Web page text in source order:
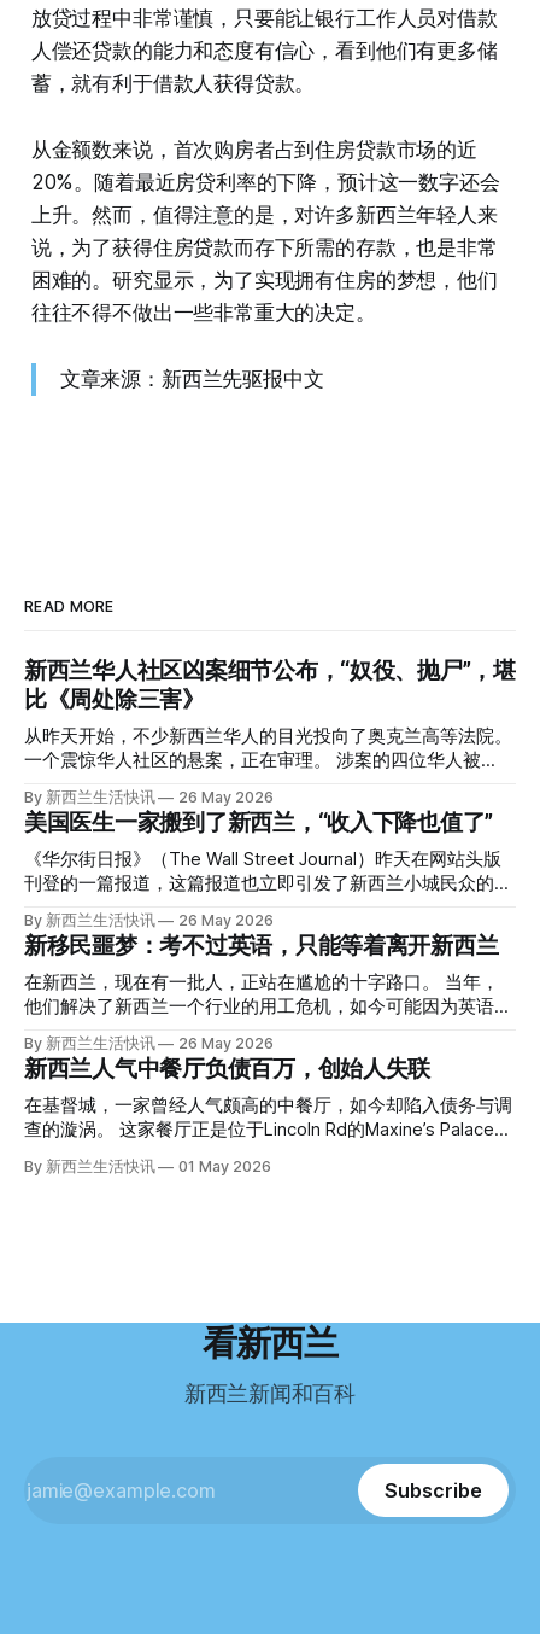
放贷过程中非常谨慎，只要能让银行工作人员对借款
人偿还贷款的能力和态度有信心，看到他们有更多储
蓄，就有利于借款人获得贷款。
从金额数来说，首次购房者占到住房贷款市场的近
20%。随着最近房贷利率的下降，预计这一数字还会
上升。然而，值得注意的是，对许多新西兰年轻人来
说，为了获得住房贷款而存下所需的存款，也是非常
困难的。研究显示，为了实现拥有住房的梦想，他们
往往不得不做出一些非常重大的决定。
文章来源：新西兰先驱报中文
READ MORE
新西兰华人社区凶案细节公布，“奴役、抛尸”，堪
比《周处除三害》
从昨天开始，不少新西兰华人的目光投向了奥克兰高等法院。
一个震惊华人社区的悬案，正在审理。 涉案的四位华人被
告，站在了法庭，被控与一位70岁中国女人的死有关。 事情
的复杂程度，远超人们的想象。 神秘的黑色塑料袋 先让我们
回到2024年3月12日。 新西兰一个名叫Paul Middleton的老
人，在奥克兰Gulf Harbour钓鱼时，发现了一个黑色塑料袋，
里面是一堆衣服。 再扒开衣服，他看到了一只手，一只人
腰部对折，黑色胶带缠着头、手腕和身体，整个人被绑成胎儿
状。 两个10公斤的米袋装满了石头，用胶带死死缠在尸体
上。 死者是亚洲面孔的老年女性，头部、脸、胳膊都有钝器
伤，当时身穿一件“娟燕牌”内衣和黑色长裤。 她是谁？没有人
Operation Parade的案子，开始调查。 米袋泄露秘密 破案的
关键，是两个米袋。这两个塑料米袋里装着用来压住尸体的花
园石头。 每个米袋上都有序列号。 警察一家家查，发现这批
米是在奥克兰北岸一家超市卖的。
By 新西兰生活快讯 26 May 2026
美国医生一家搬到了新西兰，“收入下降也值了”
《华尔街日报》（The Wall Street Journal）昨天在网站头版
刊登的一篇报道，这篇报道也立即引发了新西兰小城民众的兴
趣： “精疲力尽的美国医生，正在离开美国，前往新西兰一座
偏远小镇。” “精疲力尽的美国医生”搬家新西兰 四年前，在加
州拉霍亚（La Jolla）一家医院担任内科医生的Brandon
Williams医生达到了崩溃的边缘。 患者人数激增、医疗人员短
缺、医疗事故诉讼的威胁，以及对患者无力支付医疗费用的忧
（PTSD）。他的其中一位同事甚至因自杀身亡。 他并不想放
弃从医，但他不想再在美国行医了。 于是，他与38岁的妻子
Ellen Williams开始在欧洲寻找更好的选择。 就在那时，他收
到了一封来自新西兰医疗招聘人员的信。 “虽然跑到那个‘与世
义。”现年39岁的加州人Brandon说道。 2024年11月，这家人
By 新西兰生活快讯 26 May 2026
新移民噩梦：考不过英语，只能等着离开新西兰
在新西兰，现在有一批人，正站在尴尬的十字路口。 当年，
他们解决了新西兰一个行业的用工危机，如今可能因为英语考
试，不得不在几年内离开这个国家。 一位移民的无奈感叹：
“如果我们真能考到那个分数，就不会来开公交车了。” 因为英
语，他们一直无法上岸 来自菲律宾的Ryan De Guzman，就是
这批人中的一员。 2023年，当他看到新西兰招聘海外公交司
机的信息时，几乎没有犹豫就提交了申请。 “我听说这里气候
年3月抵达奥克兰。 当时心里盘算着：努力工作两年，申请居
所需的英语门槛。 De Guzman选择了另一项考试——
Pearson Test of English，最终成绩是45分，而申请要求是58
By 新西兰生活快讯 26 May 2026
新西兰人气中餐厅负债百万，创始人失联
在基督城，一家曾经人气颇高的中餐厅，如今却陷入债务与调
查的漩涡。 这家餐厅正是位于Lincoln Rd的Maxine’s Palace。
其背后的公司已进入清算程序，债务总额接近100万纽币，而
引人关注的是——清算人目前无法联系到创始人本人。 今年3
纽币，员工索赔金额仍在核算中。 整体债务规模，已经逼近
这导致公司财务记录尚未完全掌握，资产处置是否合理仍待核
在核查资产出售是否符合市
By 新西兰生活快讯 01 May 2026
看新西兰
新西兰新闻和百科
Subscribe